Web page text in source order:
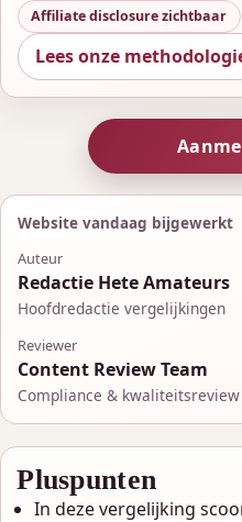
Affiliate disclosure zichtbaar
Lees onze
Website vandaag bijgewerkt
Auteur
Redactie Hete Amateurs
Hoofdredactie vergelijkingen
Reviewer
Content Review Team
Compliance & kwaliteitsreview
Pluspunten
In deze vergelijking